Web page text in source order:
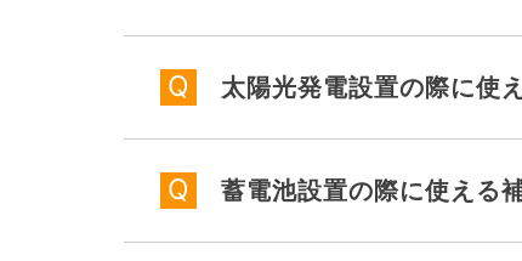
太陽光発電設置の際に使
蓄電池設置の際に使える